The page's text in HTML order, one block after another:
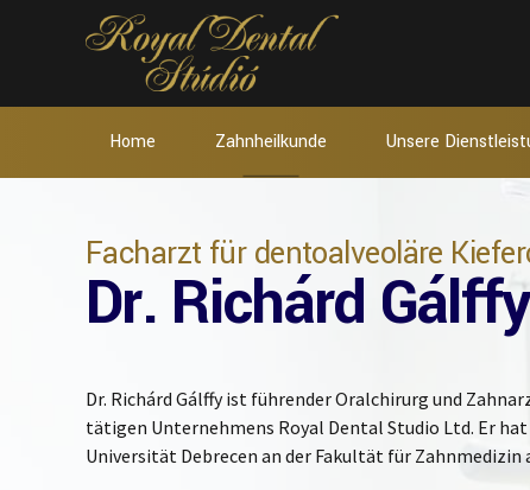
Home Zahnheilkunde Unsere
Facharzt für dentoalveoläre
Dr. Richárd Gálffy
Dr. Richárd Gálffy ist führender Oralchirurg und
tätigen Unternehmens Royal Dental Studio Ltd. Er hat
Universität Debrecen an der Fakultät für Zahnmedizin